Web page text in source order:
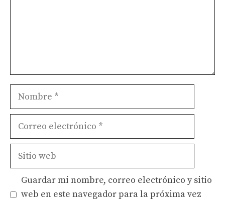
Nombre
Correo
Sitio
Guardar mi nombre, correo electrónico y sitio
web en este navegador para la próxima vez